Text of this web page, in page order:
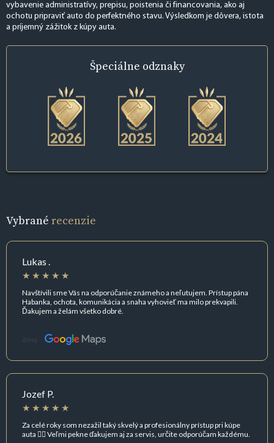
vybavenie administratívy, prepisu, poistenia či financovania, ako aj
ochotu pripraviť auto do perfektného stavu. Výsledkom je dôvera, istota
a príjemný zážitok z kúpy auta.
Špeciálne odznaky
Vybrané recenzie
Lukas .
Navštívili sme Vás na odporúčanie známeho a neľutujem. Prístup pána
Habanka, ochota, komunikácia a snaha vyhovieť ma milo prekvapili.
Ďakujem a želám všetko dobré.
Zdroj:
Jozef P.
Za celé roky som nezažil taký skvelý a profesionálny prístup pri kúpe
auta 👌🏻 Veľmi pekne ďakujem aj za servis, určite odporúčam každému.